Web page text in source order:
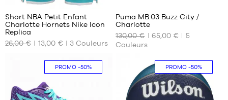
L -
enfant
- 1m50
à
1m65
1m80
NOS
TAILLES
DISPONIBLES
110cm
Short NBA Petit Enfant
Charlotte Hornets Nike Icon
Replica
26,00 €
13,00 € 3 Couleurs
NOS
TAILLES
DISPONIBLES
Puma MB.03 Buzz City /
Charlotte
130,00 €
65,00 €
5
Couleurs
PROMO-50% PROMO-50%